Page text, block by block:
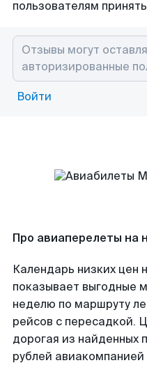
пользователям
Войти
Про авиаперелеты на
Календарь низких цен
показывает выгодные
неделю по маршруту
рейсов с пересадкой.
дорогая из найденных
рублей